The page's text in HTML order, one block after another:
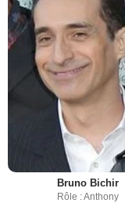
Bruno Bichir
Rôle : Anthony